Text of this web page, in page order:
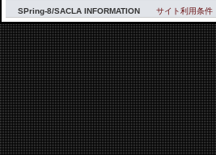
SPring-8/SACLA INFORMATION サイト利用条件